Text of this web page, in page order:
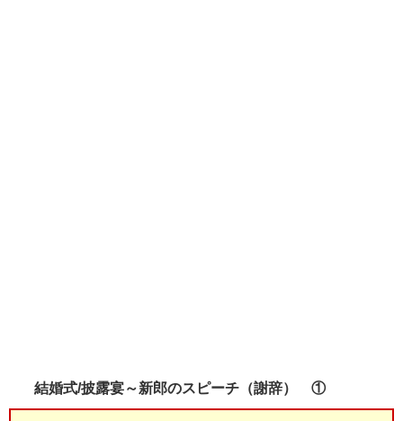
結婚式/披露宴～新郎のスピーチ（謝辞） ①